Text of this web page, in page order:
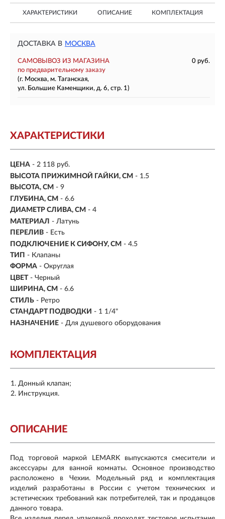
ХАРАКТЕРИСТИКИ ОПИСАНИЕ КОМПЛЕКТАЦИЯ
ДОСТАВКА В МОСКВА
САМОВЫВОЗ ИЗ МАГАЗИНА
0 руб.
по предварительному заказу
(г. Москва, м. Таганская,
ул. Большие Каменщики, д. 6, стр. 1)
ХАРАКТЕРИСТИКИ
ЦЕНА - 2 118 руб.
ВЫСОТА ПРИЖИМНОЙ ГАЙКИ, СМ - 1.5
ВЫСОТА, СМ - 9
ГЛУБИНА, СМ - 6.6
ДИАМЕТР СЛИВА, СМ - 4
МАТЕРИАЛ - Латунь
ПЕРЕЛИВ - Есть
ПОДКЛЮЧЕНИЕ К СИФОНУ, СМ - 4.5
ТИП - Клапаны
ФОРМА - Округлая
ЦВЕТ - Черный
ШИРИНА, СМ - 6.6
СТИЛЬ - Ретро
СТАНДАРТ ПОДВОДКИ - 1 1/4"
НАЗНАЧЕНИЕ - Для душевого оборудования
КОМПЛЕКТАЦИЯ
Донный клапан;
Инструкция.
ОПИСАНИЕ
Под торговой маркой LEMARK выпускаются смесители и
аксессуары для ванной комнаты. Основное производство
расположено в Чехии. Модельный ряд и комплектация
изделий разработаны в России с учетом технических и
эстетических требований как потребителей, так и продавцов
данного товара.